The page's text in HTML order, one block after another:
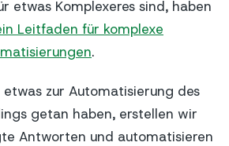
etwas Komplexeres sind, haben
Leitfaden für komplexe
.
zur Automatisierung des
getan haben, erstellen wir
Antworten und automatisieren